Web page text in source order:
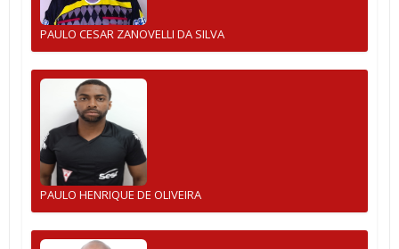
PAULO CESAR ZANOVELLI DA SILVA
PAULO HENRIQUE DE OLIVEIRA